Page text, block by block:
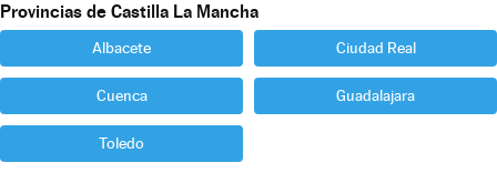
Provincias de Castilla La Mancha
Albacete Ciudad Real
Cuenca Guadalajara
Toledo